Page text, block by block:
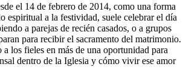
el 14 de febrero de 2014, como una forma
espiritual a la festividad, suele celebrar el día
a parejas de recién casados, o a grupos
para recibir el sacramento del matrimonio.
los fieles en más de una oportunidad para
dentro de la Iglesia y cómo vivir ese amor